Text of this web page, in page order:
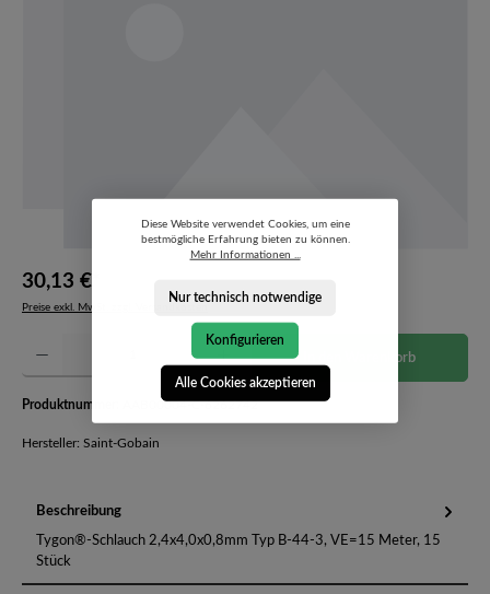
30,13 €*
Preise exkl. MwSt. zzgl. Versandkosten
Produkt Anzahl: Gib den gewünschten Wert ein oder benutze die Schaltflächen um die
In den Warenkorb
Produktnummer: AAB00004-C-6262742
Hersteller: Saint-Gobain
Beschreibung
Tygon®-Schlauch 2,4x4,0x0,8mm Typ B-44-3, VE=15 Meter, 15
Stück
Diese Website verwendet Cookies, um eine
bestmögliche Erfahrung bieten zu können.
Mehr Informationen ...
Nur technisch notwendige
Konfigurieren
Alle Cookies akzeptieren